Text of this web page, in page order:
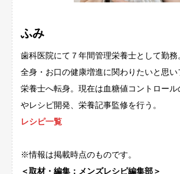
ふみ
歯科医院にて７年間管理栄養士として勤
全身・お口の健康増進に関わりたいと思
栄養士へ転身。現在は血糖値コントロー
やレシピ開発、栄養記事監修を行う。
レシピ一覧
※情報は掲載時点のものです。
＜取材・編集：メンズレシピ編集部＞